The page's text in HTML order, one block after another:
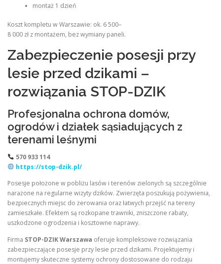
montaż 1 dzień
Koszt kompletu w Warszawie: ok. 6 500–
8 000 zł z montażem, bez wymiany paneli.
Zabezpieczenie posesji przy
lesie przed dzikami –
rozwiązania STOP-DZIK
Profesjonalna ochrona domów,
ogrodów i działek sąsiadujących z
terenami leśnymi
570 933 114
https://stop-dzik.pl/
Posesje położone w pobliżu lasów i terenów zielonych są szczególnie
narażone na regularne wizyty dzików. Zwierzęta poszukują pożywienia,
bezpiecznych miejsc do żerowania oraz łatwych przejść na tereny
zamieszkałe. Efektem są rozkopane trawniki, zniszczone rabaty,
uszkodzone ogrodzenia i kosztowne naprawy.
Firma STOP-DZIK Warszawa oferuje kompleksowe rozwiązania
zabezpieczające posesje przy lesie przed dzikami. Projektujemy i
montujemy skuteczne systemy ochrony dostosowane do rodzaju